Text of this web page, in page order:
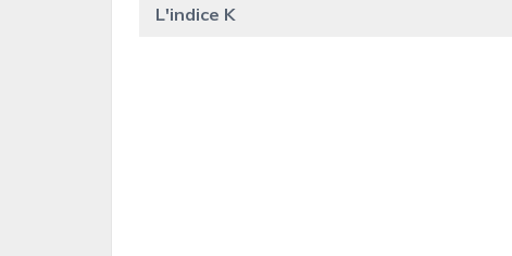
L'indice K